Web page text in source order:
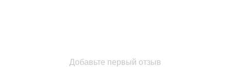
Добавьте первый отзыв